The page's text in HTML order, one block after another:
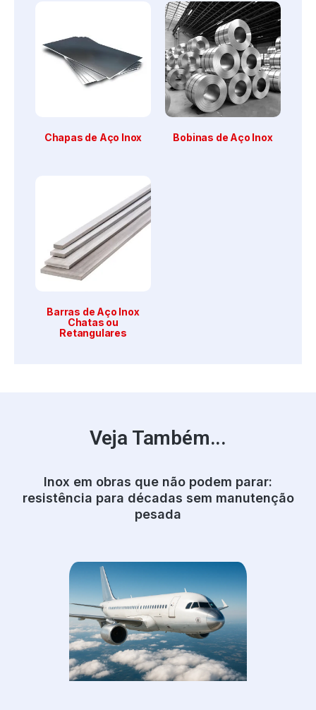
Chapas de Aço Inox Bobinas de Aço Inox
Barras de Aço Inox
Chatas ou
Retangulares
Veja Também...
Inox em obras que não podem parar:
resistência para décadas sem manutenção
pesada